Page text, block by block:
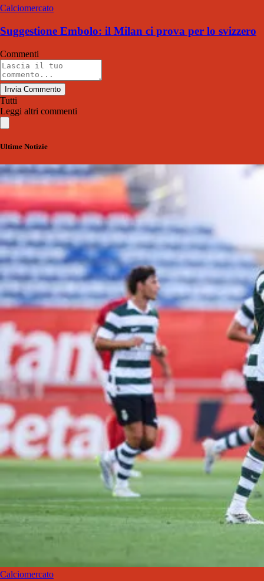
Calciomercato
Suggestione Embolo: il Milan ci prova per lo svizzero
Commenti
Invia Commento
Tutti
Leggi altri commenti
Ultime Notizie
Calciomercato